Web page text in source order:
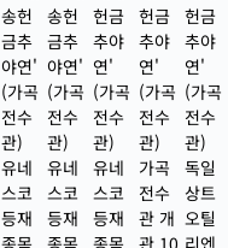
송헌
금추
야연'
(가곡
전수
관)
유네
스코
등재
종목
송헌
금추
야연'
(가곡
전수
관)
유네
스코
등재
종목
헌금
추야
연'
(가곡
전수
관)
유네
스코
등재
종목
헌금
추야
연'
(가곡
전수
관)
가곡
전수
관 개
관 10
헌금
추야
연'
(가곡
전수
관)
독일
상트
오틸
리엔